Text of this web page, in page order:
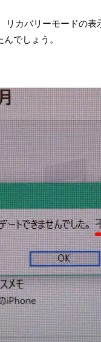
カバリーモードの表
でしょう。